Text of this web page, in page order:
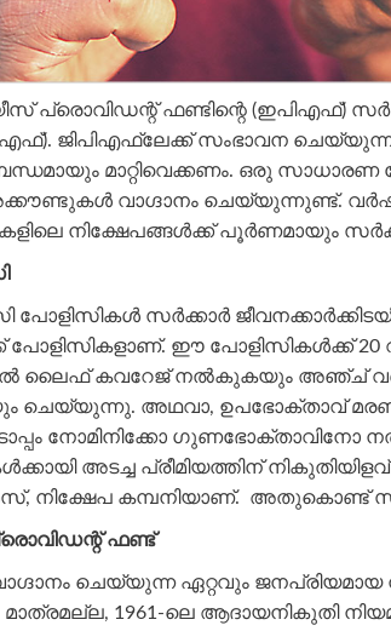
പ്രൊവിഡന്റ് ഫണ്ടിന്റെ (ഇപിഎഫ്)
ജിപിഎഫ്‌ലേക്ക് സംഭാവന
മാറ്റിവെക്കണം. ഒരു
വാഗ്ദാനം ചെയ്യുന്നുണ്ട്.
നിക്ഷേപങ്ങള്‍ക്ക് പൂര്‍ണമായും
സര്‍ക്കാര്‍
പോളിസികളാണ്. ഈ പോളിസികള്‍ക്ക്
ലൈഫ് കവറേജ് നല്‍കുകയും അഞ്ച്
അഥവാ, ഉപഭോക്താവ്
നോമിനിക്കോ ഗുണഭോക്താവിനോ
അടച്ച പ്രീമിയത്തിന്
നിക്ഷേപ കമ്പനിയാണ്. അതുകൊണ്ട്
ഫണ്ട്
ചെയ്യുന്ന ഏറ്റവും
മാത്രമല്ല, 1961-ലെ ആദായനികുതി